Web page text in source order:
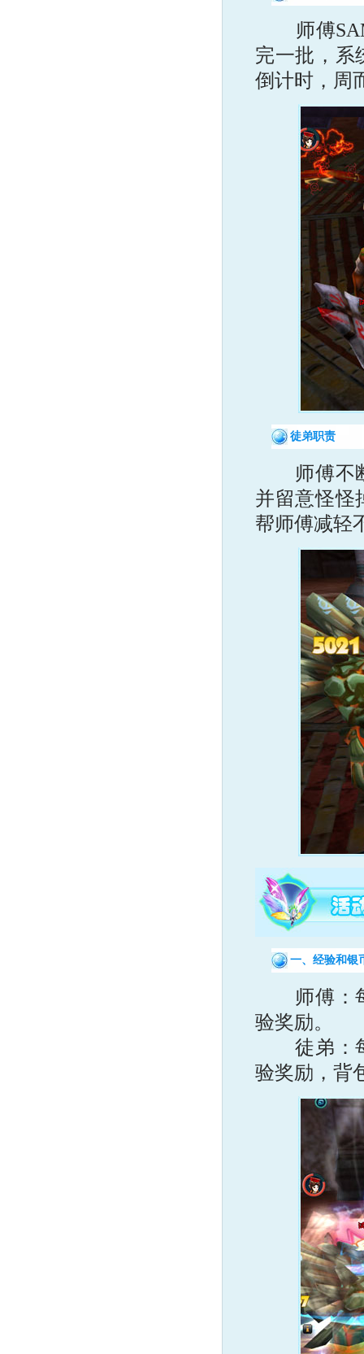
师傅
完一批，系
倒计时，
徒弟职责
师傅不断
并留意怪怪
帮师傅减轻
一、经验和银
师傅：每
验奖励。
徒弟：每
验奖励，背